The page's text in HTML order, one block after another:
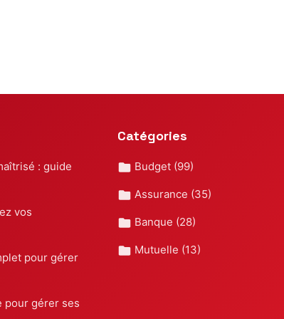
: guide
vos
pour gérer
pour gérer ses
Catégories
Budget (99)
Assurance (35)
Banque (28)
Mutuelle (13)